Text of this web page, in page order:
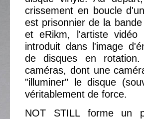
crissement en boucle
est prisonnier de la
et eRikm, l'artiste vidéo
introduit dans l'image
de disques en
caméras, dont une
"illuminer" le disque
véritablement de force.
NOT STILL forme un